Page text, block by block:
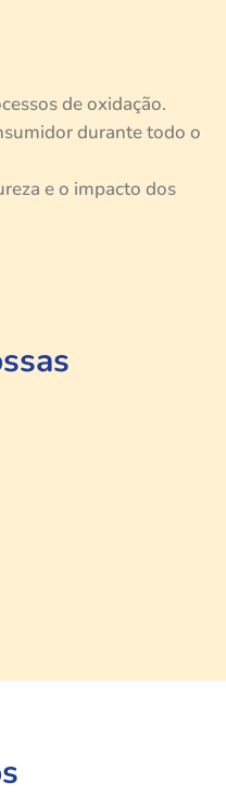
de oxidação.
durante todo o
e o impacto dos